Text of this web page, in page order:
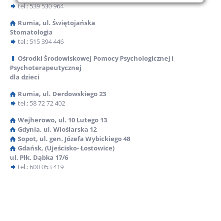
ul. Derdowskiego 23
84-230 Rumia
SIEDZIBA:
LUB NAPISZ:
nzoz-rumia@wp.pl
tel.: 539 530 964
Rumia, ul. Świętojańska
Stomatologia
tel.: 515 394 446
Ośrodki Środowiskowej Pomocy Psychologicznej i
Psychoterapeutycznej
dla dzieci
Rumia, ul. Derdowskiego 23
tel.: 58 72 72 402
Wejherowo, ul. 10 Lutego 13
Gdynia, ul. Wioślarska 12
Sopot, ul. gen. Józefa Wybickiego 48
Gdańsk, (Ujeścisko- Łostowice)
ul. Płk. Dąbka 17/6
tel.: 600 053 419